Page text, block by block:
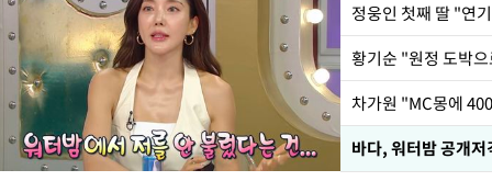
정웅인 첫째 딸 "연
황기순 "원정 도박
바다, 워터밤 공개